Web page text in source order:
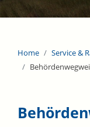
Home Service &